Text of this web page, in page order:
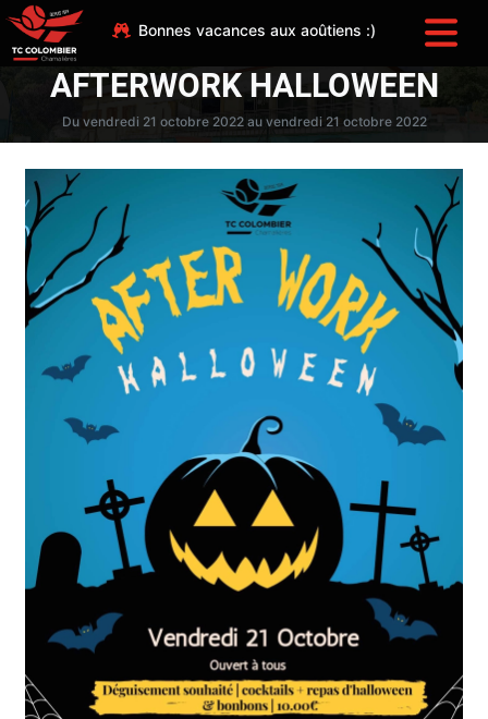
Bonnes vacances aux aoûtiens :)
AFTERWORK HALLOWEEN
Du vendredi 21 octobre 2022 au vendredi 21 octobre 2022